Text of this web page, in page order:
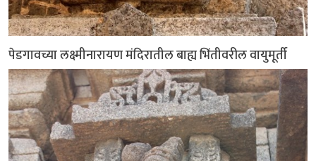
पेडगावच्या लक्ष्मीनारायण मंदिरातील बाह्य भिंतीवरील वायुमूर्ती